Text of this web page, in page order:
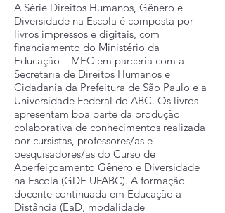
A Série Direitos Humanos, Gênero e
Diversidade na Escola é composta por
livros impressos e digitais, com
financiamento do Ministério da
Educação – MEC em parceria com a
Secretaria de Direitos Humanos e
Cidadania da Prefeitura de São Paulo e a
Universidade Federal do ABC. Os livros
apresentam boa parte da produção
colaborativa de conhecimentos realizada
por cursistas, professores/as e
pesquisadores/as do Curso de
Aperfeiçoamento Gênero e Diversidade
na Escola (GDE UFABC). A formação
docente continuada em Educação a
Distância (EaD, modalidade